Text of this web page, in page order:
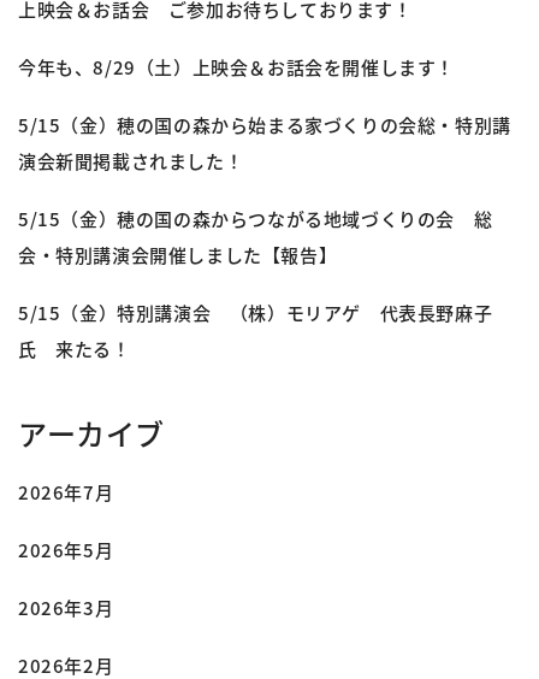
上映会＆お話会 ご参加お待ちしております！
今年も、8/29（土）上映会＆お話会を開催します！
5/15（金）穂の国の森から始まる家づくりの会総・特別講
演会新聞掲載されました！
5/15（金）穂の国の森からつながる地域づくりの会 総
会・特別講演会開催しました【報告】
5/15（金）特別講演会 （株）モリアゲ 代表長野麻子
氏 来たる！
アーカイブ
2026年7月
2026年5月
2026年3月
2026年2月